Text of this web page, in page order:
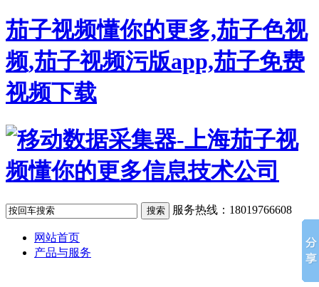
茄子视频懂你的更多,茄子色视
频,茄子视频污版app,茄子免费
视频下载
服务热线：18019766608
网站首页
产品与服务